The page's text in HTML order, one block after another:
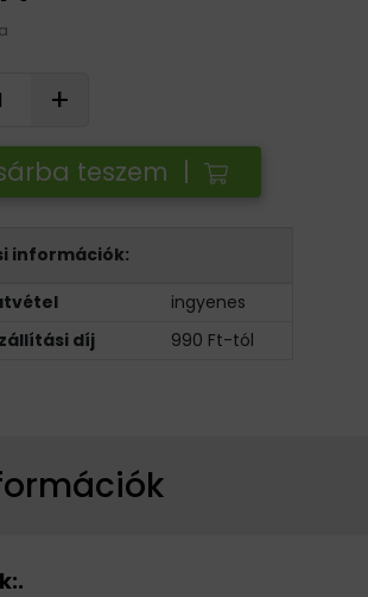
+
teszem |
információk:
ingyenes
díj
990 Ft-tól